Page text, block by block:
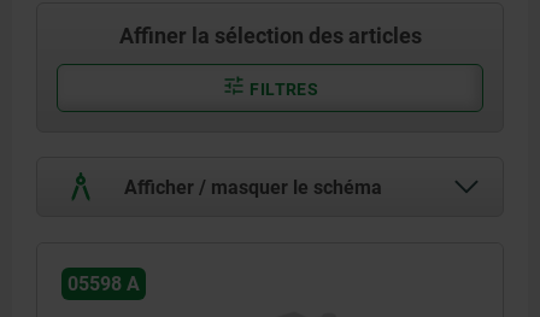
Affiner la sélection des articles
FILTRES
Afficher / masquer le schéma
05598 A